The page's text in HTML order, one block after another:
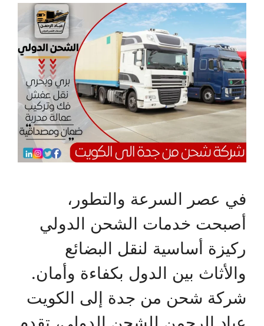
في عصر السرعة والتطور،
أصبحت خدمات الشحن الدولي
ركيزة أساسية لنقل البضائع
والأثاث بين الدول بكفاءة وأمان.
شركة شحن من جدة إلى الكويت